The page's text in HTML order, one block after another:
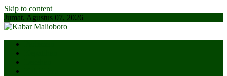
Skip to content
Jumat, Agustus 07, 2026